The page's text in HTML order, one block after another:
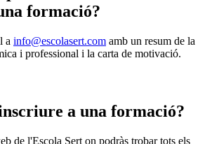
formació?
a info@escolasert.com amb un resum de la
i professional i la carta de motivació.
a una formació?
de l'Escola Sert on podràs trobar tots els